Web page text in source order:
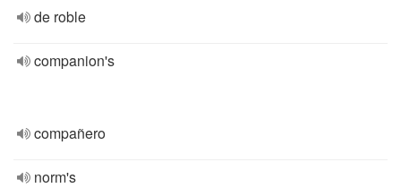
de roble
companion's
compañero
norm's